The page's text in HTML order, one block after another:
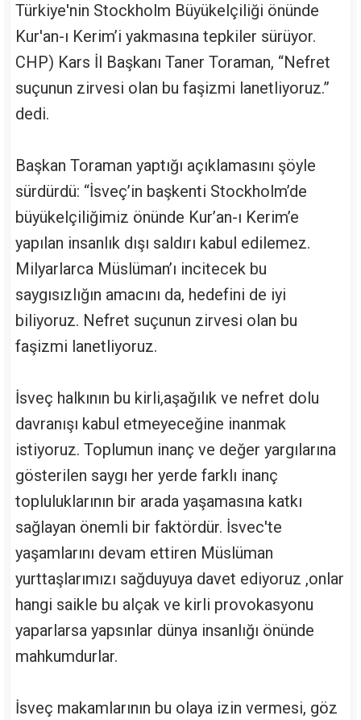
Türkiye'nin Stockholm Büyükelçiliği önünde
Kur'an-ı Kerim’i yakmasına tepkiler sürüyor.
CHP) Kars İl Başkanı Taner Toraman, “Nefret
suçunun zirvesi olan bu faşizmi lanetliyoruz.”
dedi.
Başkan Toraman yaptığı açıklamasını şöyle
sürdürdü: “İsveç’in başkenti Stockholm’de
büyükelçiliğimiz önünde Kur’an-ı Kerim’e
yapılan insanlık dışı saldırı kabul edilemez.
Milyarlarca Müslüman’ı incitecek bu
saygısızlığın amacını da, hedefini de iyi
biliyoruz. Nefret suçunun zirvesi olan bu
faşizmi lanetliyoruz.
İsveç halkının bu kirli,aşağılık ve nefret dolu
davranışı kabul etmeyeceğine inanmak
istiyoruz. Toplumun inanç ve değer yargılarına
gösterilen saygı her yerde farklı inanç
topluluklarının bir arada yaşamasına katkı
sağlayan önemli bir faktördür. İsvec'te
yaşamlarını devam ettiren Müslüman
yurttaşlarımızı sağduyuya davet ediyoruz ,onlar
hangi saikle bu alçak ve kirli provokasyonu
yaparlarsa yapsınlar dünya insanlığı önünde
mahkumdurlar.
İsveç makamlarının bu olaya izin vermesi, göz